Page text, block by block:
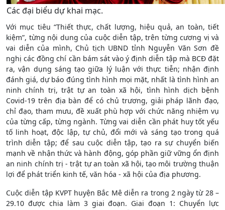
Các đại biểu dự khai mạc.
Với mục tiêu “Thiết thực, chất lượng, hiệu quả, an toàn, tiết
kiệm”, từng nội dung của cuộc diễn tập, trên từng cương vị và
vai diễn của mình, Chủ tịch UBND tỉnh Nguyễn Văn Sơn đề
nghị các đồng chí cần bám sát vào ý định diễn tập mà BCĐ đặt
ra, vận dụng sáng tạo giữa lý luận với thực tiễn; nhận định
đánh giá, dự báo đúng tình hình mọi mặt, nhất là tình hình an
ninh chính trị, trật tự an toàn xã hội, tình hình dịch bệnh
Covid-19 trên địa bàn để có chủ trương, giải pháp lãnh đạo,
chỉ đạo, tham mưu, đề xuất phù hợp với chức năng nhiệm vụ
của từng cấp, từng ngành. Từng vai diễn cần phát huy tốt yếu
tố linh hoạt, độc lập, tự chủ, đổi mới và sáng tạo trong quá
trình diễn tập; để sau cuộc diễn tập, tạo ra sự chuyển biến
mạnh về nhận thức và hành động, góp phần giữ vững ổn định
an ninh chính trị - trật tự an toàn xã hội, tạo môi trường thuận
lợi để phát triển kinh tế, văn hóa - xã hội của địa phương.
Cuộc diễn tập KVPT huyện Bắc Mê diễn ra trong 2 ngày từ 28 –
29.10 được chia làm 3 giai đoạn. Giai đoạn 1: Chuyển lực